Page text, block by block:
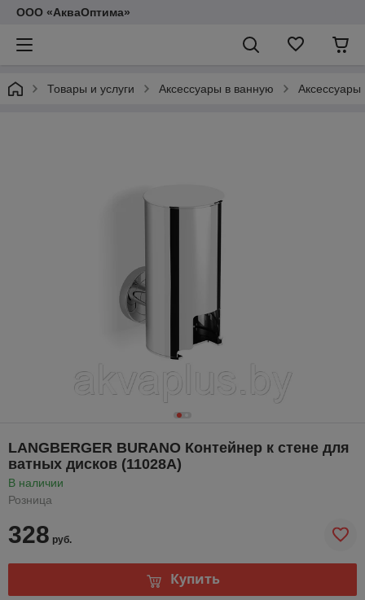
ООО «АкваОптима»
Товары и услуги Аксессуары в ванную
LANGBERGER BURANO Контейнер к стене для
ватных дисков (11028A)
В наличии
Розница
328 руб.
Купить